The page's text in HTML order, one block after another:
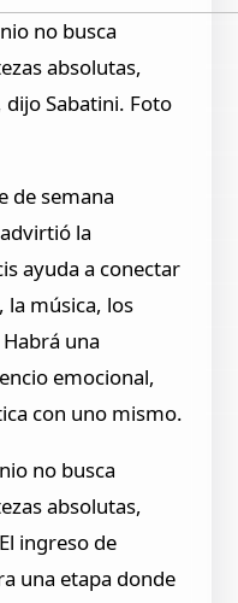
no busca
absolutas,
Sabatini. Foto
de semana
la
ayuda a conectar
la música, los
una
emocional,
con uno mismo.
no busca
absolutas,
ingreso de
una etapa donde